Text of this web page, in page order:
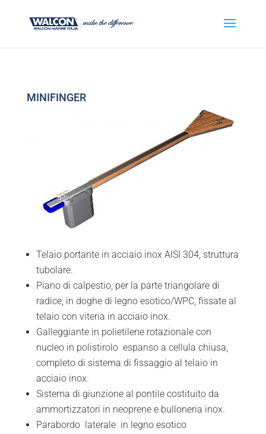
MINIFINGER
Telaio portante in acciaio inox AISI 304, struttura
tubolare.
Piano di calpestio, per la parte triangolare di
radice, in doghe di legno esotico/WPC, fissate al
telaio con viteria in acciaio inox.
Galleggiante in polietilene rotazionale con
nucleo in polistirolo espanso a cellula chiusa,
completo di sistema di fissaggio al telaio in
acciaio inox.
Sistema di giunzione al pontile costituito da
ammortizzatori in neoprene e bulloneria inox.
Parabordo laterale in legno esotico